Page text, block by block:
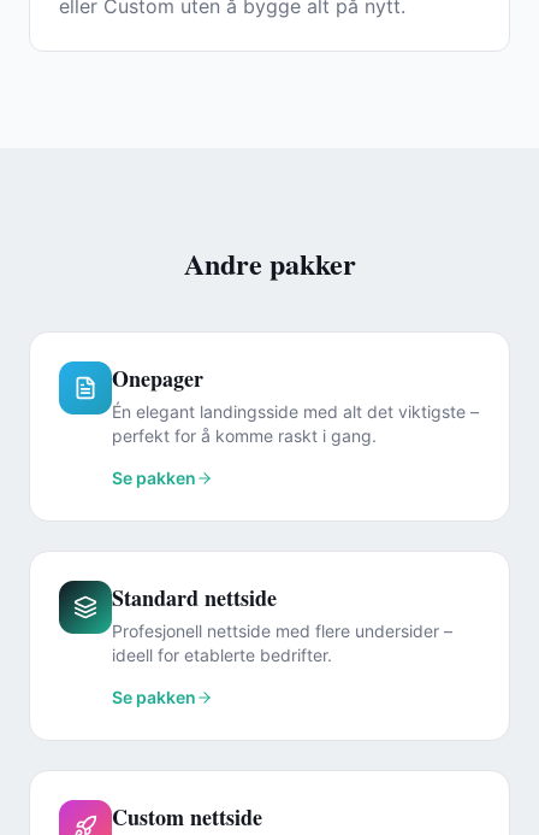
eller Custom uten å bygge alt på nytt.
Andre pakker
Onepager
Én elegant landingsside med alt det viktigste –
perfekt for å komme raskt i gang.
Se pakken
Standard nettside
Profesjonell nettside med flere undersider –
ideell for etablerte bedrifter.
Se pakken
Custom nettside